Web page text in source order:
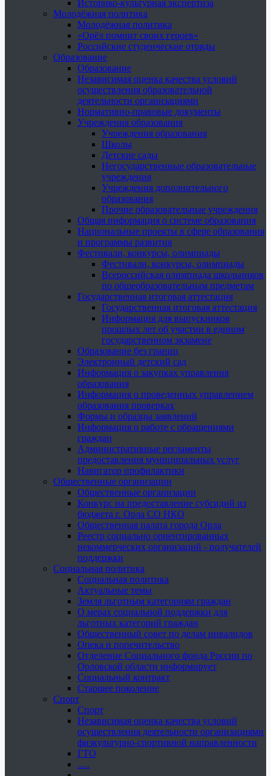
Историко-культурная экспертиза
Молодёжная политика
Молодёжная политика
«Орёл помнит своих героев»
Российские студенческие отряды
Образование
Образование
Независимая оценка качества условий
осуществления образовательной
деятельности организациями
Нормативно-правовые документы
Учреждения образования
Учреждения образования
Школы
Детские сады
Негосударственные образовательные
учреждения
Учреждения дополнительного
образования
Прочие образовательные учреждения
Общая информация о системе образования
Национальные проекты в сфере образования
и программы развития
Фестивали, конкурсы, олимпиады
Фестивали, конкурсы, олимпиады
Всероссийская олимпиада школьников
по общеобразовательным предметам
Государственная итоговая аттестация
Государственная итоговая аттестация
Информация для выпускников
прошлых лет об участии в едином
государственном экзамене
Образование без границ
Электронный детский сад
Информация о закупках управления
образования
Информация о проведенных управлением
образования проверках
Формы и образцы заявлений
Информация о работе с обращениями
граждан
Административные регламенты
предоставления муниципальных услуг
Навигатор профилактики
Общественные организации
Общественные организации
Конкурс на предоставление субсидий из
бюджета г. Орла СО НКО
Общественная палата города Орла
Реестр социально ориентированных
некоммерческих организаций - получателей
поддержки
Социальная политика
Социальная политика
Актуальные темы
Земля льготным категориям граждан
О мерах социальной поддержки для
льготных категорий граждан
Общественный совет по делам инвалидов
Опека и попечительство
Отделение Социального фонда России по
Орловской области информирует
Социальный контракт
Старшее поколение
Спорт
Спорт
Независимая оценка качества условий
осуществления деятельности организациями
физкультурно-спортивной направленности
ГТО
.....